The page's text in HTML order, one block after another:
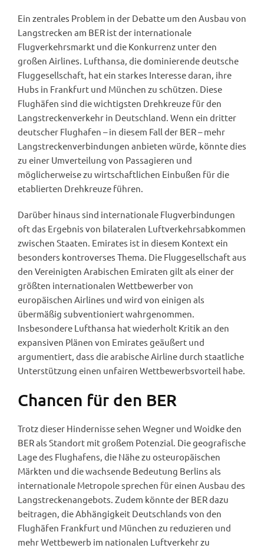
Ein zentrales Problem in der Debatte um den Ausbau von
Langstrecken am BER ist der internationale
Flugverkehrsmarkt und die Konkurrenz unter den
großen Airlines. Lufthansa, die dominierende deutsche
Fluggesellschaft, hat ein starkes Interesse daran, ihre
Hubs in Frankfurt und München zu schützen. Diese
Flughäfen sind die wichtigsten Drehkreuze für den
Langstreckenverkehr in Deutschland. Wenn ein dritter
deutscher Flughafen – in diesem Fall der BER – mehr
Langstreckenverbindungen anbieten würde, könnte dies
zu einer Umverteilung von Passagieren und
möglicherweise zu wirtschaftlichen Einbußen für die
etablierten Drehkreuze führen.
Darüber hinaus sind internationale Flugverbindungen
oft das Ergebnis von bilateralen Luftverkehrsabkommen
zwischen Staaten. Emirates ist in diesem Kontext ein
besonders kontroverses Thema. Die Fluggesellschaft aus
den Vereinigten Arabischen Emiraten gilt als einer der
größten internationalen Wettbewerber von
europäischen Airlines und wird von einigen als
übermäßig subventioniert wahrgenommen.
Insbesondere Lufthansa hat wiederholt Kritik an den
expansiven Plänen von Emirates geäußert und
argumentiert, dass die arabische Airline durch staatliche
Unterstützung einen unfairen Wettbewerbsvorteil habe.
Chancen für den BER
Trotz dieser Hindernisse sehen Wegner und Woidke den
BER als Standort mit großem Potenzial. Die geografische
Lage des Flughafens, die Nähe zu osteuropäischen
Märkten und die wachsende Bedeutung Berlins als
internationale Metropole sprechen für einen Ausbau des
Langstreckenangebots. Zudem könnte der BER dazu
beitragen, die Abhängigkeit Deutschlands von den
Flughäfen Frankfurt und München zu reduzieren und
mehr Wettbewerb im nationalen Luftverkehr zu